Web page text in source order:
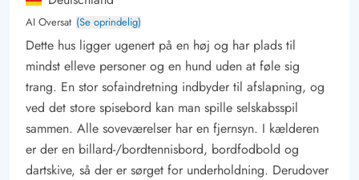
AI Oversat (Se oprindelig)
Dette hus ligger ugenert på en høj og har plads til
mindst elleve personer og en hund uden at føle sig
trang. En stor sofaindretning indbyder til afslapning, og
ved det store spisebord kan man spille selskabsspil
sammen. Alle soveværelser har en fjernsyn. I kælderen
er der en billard-/bordtennisbord, bordfodbold og
dartskive, så der er sørget for underholdning. Derudover